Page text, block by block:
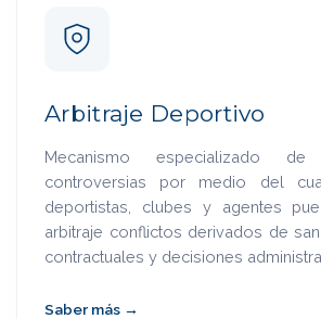
Arbitraje Deportivo
Mecanismo especializado
controversias por medio del
deportistas, clubes y agentes
arbitraje conflictos derivados de
contractuales y decisiones
Saber más →